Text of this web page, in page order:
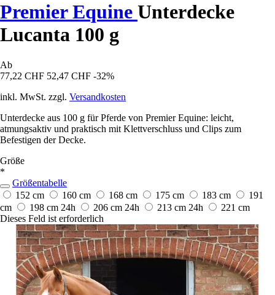
Premier Equine Unterdecke
Lucanta 100 g
Ab
77,22 CHF 52,47 CHF -32%
inkl. MwSt. zzgl. Versandkosten
Unterdecke aus 100 g für Pferde von Premier Equine: leicht,
atmungsaktiv und praktisch mit Klettverschluss und Clips zum
Befestigen der Decke.
Größe
*
Größentabelle
152 cm
160 cm 168 cm 175 cm 183 cm
191
cm
198 cm 24h 206 cm 24h 213 cm 24h
221 cm
Dieses Feld ist erforderlich